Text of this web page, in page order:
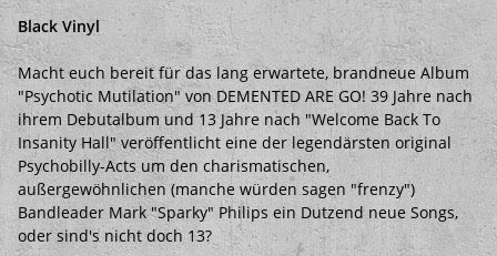
Black Vinyl
Macht euch bereit für das lang erwartete, brandneue Album
"Psychotic Mutilation" von DEMENTED ARE GO! 39 Jahre nach
ihrem Debutalbum und 13 Jahre nach "Welcome Back To
Insanity Hall" veröffentlicht eine der legendärsten original
Psychobilly-Acts um den charismatischen,
außergewöhnlichen (manche würden sagen "frenzy")
Bandleader Mark "Sparky" Philips ein Dutzend neue Songs,
oder sind's nicht doch 13?